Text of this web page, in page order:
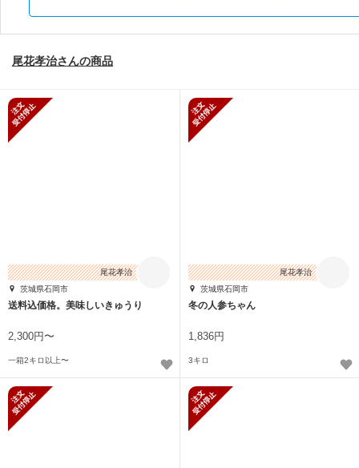
尾花孝治さんの商品
尾花孝治
茨城県石岡市
送料込価格。美味しいきゅうり
2,300円〜
一箱2キロ以上〜
尾花孝治
茨城県石岡市
冬の人参ちゃん
1,836円
3キロ